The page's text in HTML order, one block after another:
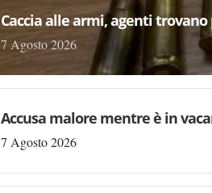
Caccia alle armi, agenti
7 Agosto 2026
Accusa malore mentre è in
7 Agosto 2026